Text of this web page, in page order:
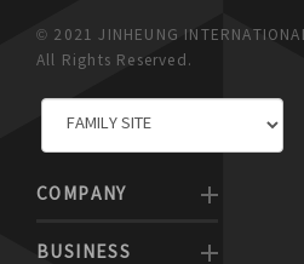
© 2021 JINHEUNG INTERNATIONAL
All Rights Reserved.
COMPANY
BUSINESS